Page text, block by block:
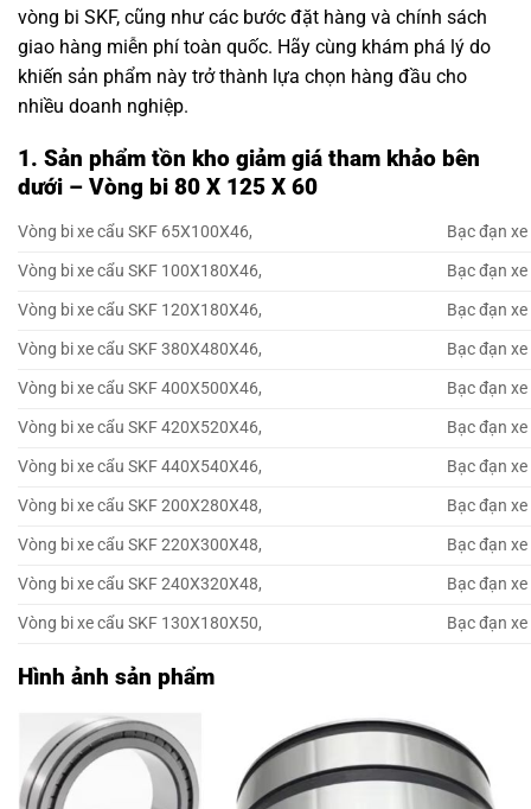
vòng bi SKF, cũng như các bước đặt hàng và chính sách
giao hàng miễn phí toàn quốc. Hãy cùng khám phá lý do
khiến sản phẩm này trở thành lựa chọn hàng đầu cho
nhiều doanh nghiệp.
1. Sản phẩm tồn kho giảm giá tham khảo bên
dưới – Vòng bi 80 X 125 X 60
Vòng bi xe cẩu SKF 65X100X46,
Bạc đạn
Vòng bi xe cẩu SKF 100X180X46,
Bạc đạn
Vòng bi xe cẩu SKF 120X180X46,
Bạc đạn
Vòng bi xe cẩu SKF 380X480X46,
Bạc đạn
Vòng bi xe cẩu SKF 400X500X46,
Bạc đạn
Vòng bi xe cẩu SKF 420X520X46,
Bạc đạn
Vòng bi xe cẩu SKF 440X540X46,
Bạc đạn
Vòng bi xe cẩu SKF 200X280X48,
Bạc đạn
Vòng bi xe cẩu SKF 220X300X48,
Bạc đạn
Vòng bi xe cẩu SKF 240X320X48,
Bạc đạn
Vòng bi xe cẩu SKF 130X180X50,
Bạc đạn
Hình ảnh sản phẩm